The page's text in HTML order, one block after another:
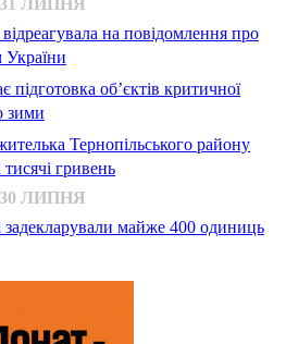
31 ЛИПНЯ
на повідомлення про
України
підготовка об’єктів критичної
зими
Тернопільського району
гривень
30 ЛИПНЯ
майже 400 одиниць